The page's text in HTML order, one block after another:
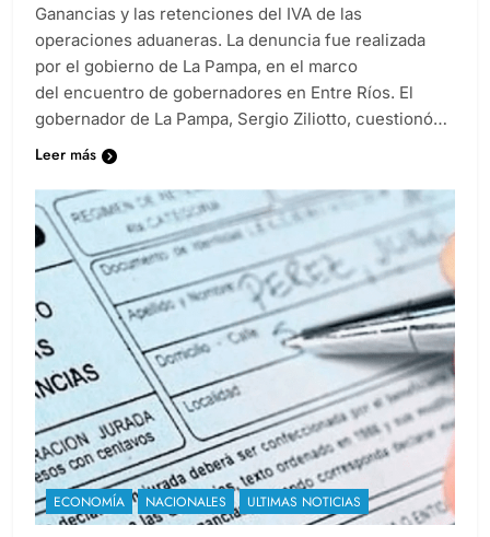
Ganancias y las retenciones del IVA de las
operaciones aduaneras. La denuncia fue realizada
por el gobierno de La Pampa, en el marco
del encuentro de gobernadores en Entre Ríos. El
gobernador de La Pampa, Sergio Ziliotto, cuestionó…
Leer más
ECONOMÍA NACIONALES ULTIMAS NOTICIAS